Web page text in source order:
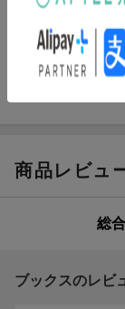
ページ数
商品レビュ
総
ブックスのレビ